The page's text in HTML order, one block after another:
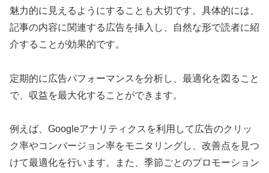
魅力的に見えるようにすることも大切です。具体的には、
記事の内容に関連する広告を挿入し、自然な形で読者に紹
介することが効果的です。
定期的に広告パフォーマンスを分析し、最適化を図ること
で、収益を最大化することができます。
例えば、Googleアナリティクスを利用して広告のクリッ
ク率やコンバージョン率をモニタリングし、改善点を見つ
けて最適化を行います。また、季節ごとのプロモーション